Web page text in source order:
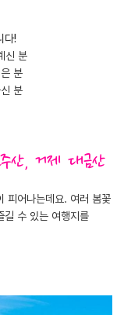
다!
신 분
분
분
산, 거제 대금산
피어나는데요. 여러 봄꽃
길 수 있는 여행지를